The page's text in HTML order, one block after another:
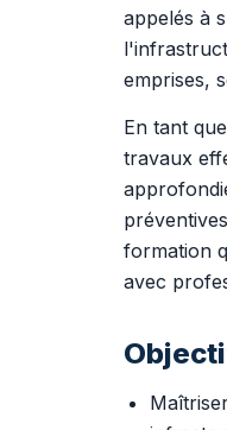
appelés à
emprises,
En tant
travaux
formation
avec